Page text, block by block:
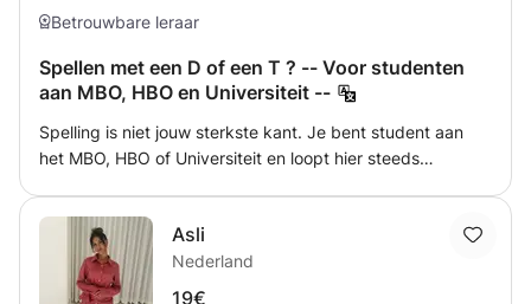
Betrouwbare leraar
Spellen met een D of een T ? -- Voor studenten
aan MBO, HBO en Universiteit --
Spelling is niet jouw sterkste kant. Je bent student aan
het MBO, HBO of Universiteit en loopt hier steeds
soms niet of je schrijft in de tegenwoordige of in de
verleden tijd. Je hebt last van die kritiek en zult tijdens je
studie en je werkzame leven nog veel moeten schrijven.
Asli
Nederland
19€